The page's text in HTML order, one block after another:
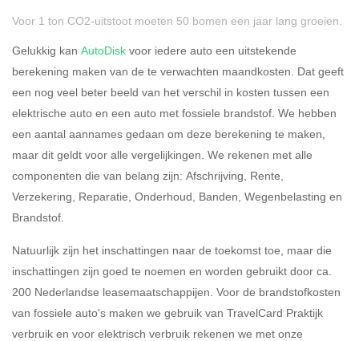
Rijdt u meer dan 500
kilometer privé?
Ja Nee
Belastingspercentage
37,07% (Belastbaar tot €
69.399,- )
Eigen bijdrage
Voor 1 ton CO2-uitstoot moeten 50 bomen een jaar lang groeien.
Gelukkig kan AutoDisk voor iedere auto een uitstekende
berekening maken van de te verwachten maandkosten. Dat geeft
een nog veel beter beeld van het verschil in kosten tussen een
elektrische auto en een auto met fossiele brandstof. We hebben
een aantal aannames gedaan om deze berekening te maken,
maar dit geldt voor alle vergelijkingen. We rekenen met alle
componenten die van belang zijn: Afschrijving, Rente,
Verzekering, Reparatie, Onderhoud, Banden, Wegenbelasting en
Brandstof.
Natuurlijk zijn het inschattingen naar de toekomst toe, maar die
inschattingen zijn goed te noemen en worden gebruikt door ca.
200 Nederlandse leasemaatschappijen. Voor de brandstofkosten
van fossiele auto's maken we gebruik van TravelCard Praktijk
verbruik en voor elektrisch verbruik rekenen we met onze